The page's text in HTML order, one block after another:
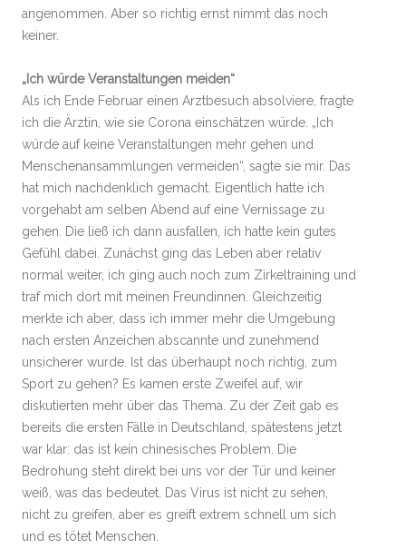
angenommen. Aber so richtig ernst nimmt das noch
keiner.
„Ich würde Veranstaltungen meiden“
Als ich Ende Februar einen Arztbesuch absolviere, fragte
ich die Ärztin, wie sie Corona einschätzen würde. „Ich
würde auf keine Veranstaltungen mehr gehen und
Menschenansammlungen vermeiden“, sagte sie mir. Das
hat mich nachdenklich gemacht. Eigentlich hatte ich
vorgehabt am selben Abend auf eine Vernissage zu
gehen. Die ließ ich dann ausfallen, ich hatte kein gutes
Gefühl dabei. Zunächst ging das Leben aber relativ
normal weiter, ich ging auch noch zum Zirkeltraining und
traf mich dort mit meinen Freundinnen. Gleichzeitig
merkte ich aber, dass ich immer mehr die Umgebung
nach ersten Anzeichen abscannte und zunehmend
unsicherer wurde. Ist das überhaupt noch richtig, zum
Sport zu gehen? Es kamen erste Zweifel auf, wir
diskutierten mehr über das Thema. Zu der Zeit gab es
bereits die ersten Fälle in Deutschland, spätestens jetzt
war klar: das ist kein chinesisches Problem. Die
Bedrohung steht direkt bei uns vor der Tür und keiner
weiß, was das bedeutet. Das Virus ist nicht zu sehen,
nicht zu greifen, aber es greift extrem schnell um sich
und es tötet Menschen.